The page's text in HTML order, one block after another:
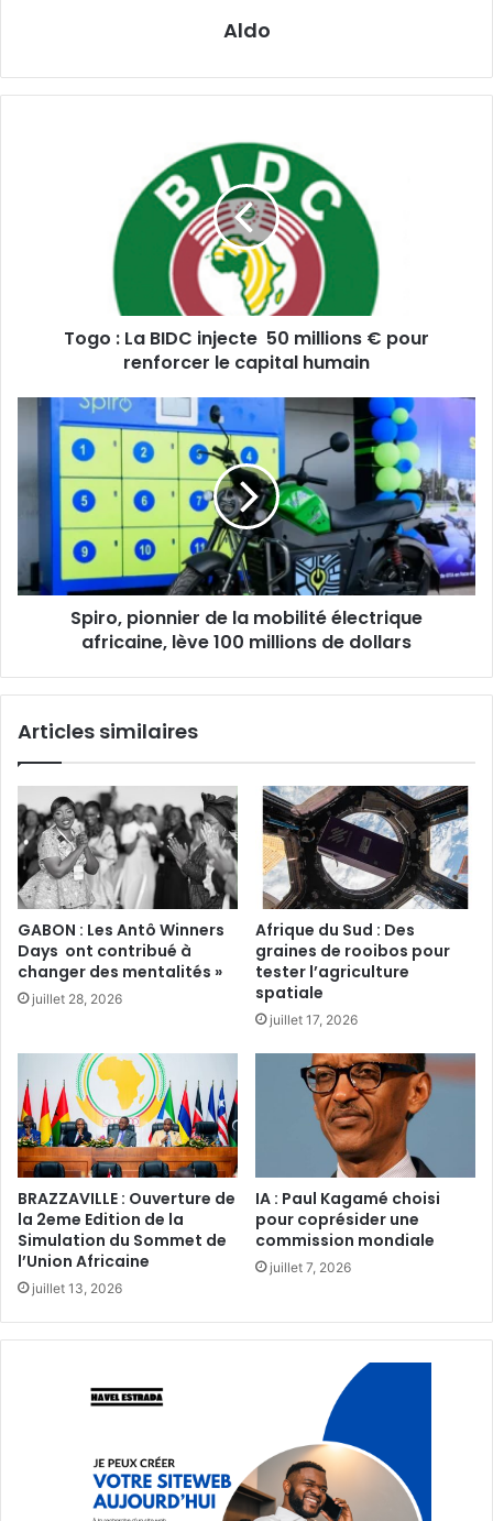
Aldo
renforcer
humain
Togo : La BIDC injecte 50 millions € pour
renforcer le capital humain
pionnier
africaine,
lève
100
Spiro, pionnier de la mobilité électrique
africaine, lève 100 millions de dollars
Articles similaires
GABON : Les Antô Winners
Days ont contribué à
changer des mentalités »
juillet 28, 2026
Afrique du Sud : Des
graines de rooibos pour
tester l’agriculture
spatiale‎
juillet 17, 2026
BRAZZAVILLE : Ouverture de
la 2eme Edition de la
Simulation du Sommet de
l’Union Africaine
juillet 13, 2026
IA : Paul Kagamé choisi
pour coprésider une
commission mondiale‎‎
juillet 7, 2026